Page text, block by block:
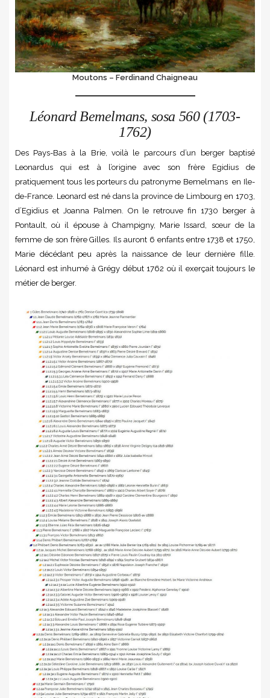
Moutons – Ferdinand Chaigneau
Léonard Bemelmans, sosa 560 (1703-
1762)
Des Pays-Bas à la Brie, voilà le parcours d’un berger baptisé
Leonardus qui est à l’origine avec son frère Egidius de
pratiquement tous les porteurs du patronyme Bemelmans en Ile-
de-France. Leonard est né dans la province de Limbourg en 1703,
d’Egidius et Joanna Palmen. On le retrouve fin 1730 berger à
Pontault, où il épouse à Champigny, Marie Issard, sœur de la
femme de son frère Gilles. Ils auront 6 enfants entre 1738 et 1750,
Marie décédant peu après la naissance de leur dernière fille.
Léonard est inhumé à Grégy début 1762 où il exerçait toujours le
métier de berger.